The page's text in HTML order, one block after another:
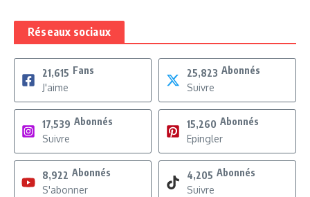
Réseaux sociaux
21,615 Fans
J'aime
25,823 Abonnés
Suivre
17,539 Abonnés
Suivre
15,260 Abonnés
Epingler
8,922 Abonnés
S'abonner
4,205 Abonnés
Suivre